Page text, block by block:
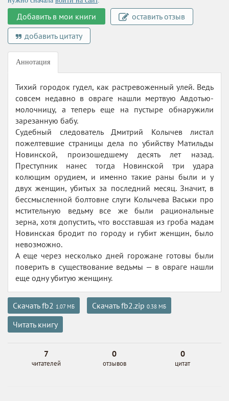
Добавить в мои книги
оставить отзыв
добавить цитату
Аннотация
Тихий городок гудел, как растревоженный улей. Ведь
совсем недавно в овраге нашли мертвую Авдотью-
молочницу, а теперь еще на пустыре обнаружили
зарезанную бабу.
Судебный следователь Дмитрий Колычев листал
пожелтевшие страницы дела по убийству Матильды
Новинской, произошедшему десять лет назад.
Преступник нанес тогда Новинской три удара
колющим орудием, и именно такие раны были и у
двух женщин, убитых за последний месяц. Значит, в
бессмысленной болтовне слуги Колычева Васьки про
мстительную ведьму все же были рациональные
зерна, хотя допустить, что восставшая из гроба мадам
Новинская бродит по городу и губит женщин, было
невозможно.
А еще через несколько дней горожане готовы были
поверить в существование ведьмы — в овраге нашли
еще одну убитую женщину.
Скачать fb2 1.07 МБ Скачать fb2.zip 0.38 МБ
Читать книгу
7
читателей
0
отзывов
0
цитат